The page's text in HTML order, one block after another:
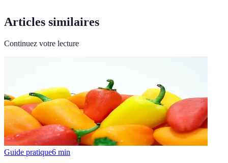
Articles similaires
Continuez votre lecture
Guide pratique6 min